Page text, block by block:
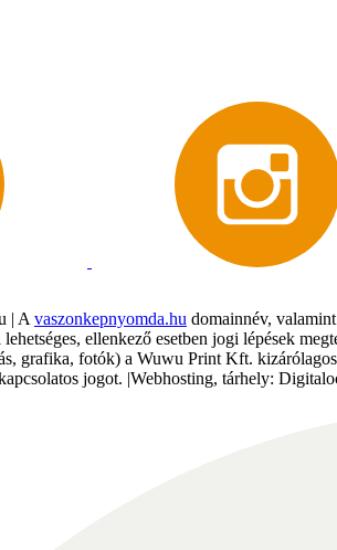
| A vaszonkepnyomda.hu domainnév,
ellenkező esetben jogi lépések
grafika, fotók) a Wuwu Print Kft.
jogot. |Webhosting, tárhely: